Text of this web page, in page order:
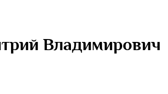
Владимирович